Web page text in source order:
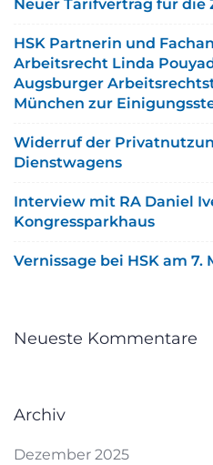
Neuer Tarifvertrag für die
HSK Partnerin und
Arbeitsrecht Linda
Augsburger
München zur
Widerruf der
Dienstwagens
Interview mit RA Daniel
Kongressparkhaus
Vernissage bei HSK am 7.
Neueste Kommentare
Archiv
Dezember 2025